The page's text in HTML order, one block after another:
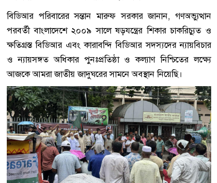
বিডিআর পরিবারের সন্তান মারুফ সরকার জানান, গণঅভ্যুত্থান
পরবর্তী বাংলাদেশে ২০০৯ সালে ষড়যন্ত্রের শিকার চাকরিচ্যুত ও
ক্ষতিগ্রস্ত বিডিআর এবং কারাবন্দি বিডিআর সদস্যদের ন্যায়বিচার
ও ন্যায়সঙ্গত অধিকার পুনঃপ্রতিষ্ঠা ও কল্যাণ নিশ্চিতের লক্ষ্যে
আজকে আমরা জাতীয় জাদুঘরের সামনে অবস্থান নিয়েছি।